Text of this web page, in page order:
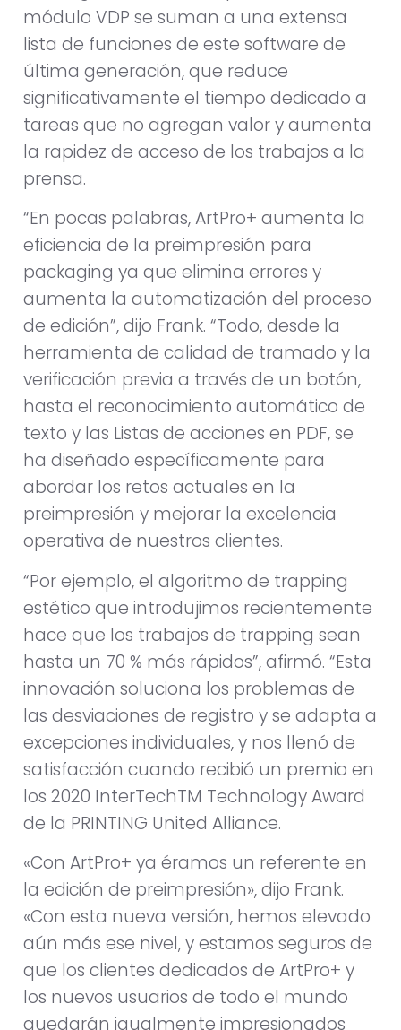
módulo VDP se suman a una extensa
lista de funciones de este software de
última generación, que reduce
significativamente el tiempo dedicado a
tareas que no agregan valor y aumenta
la rapidez de acceso de los trabajos a la
prensa.
“En pocas palabras, ArtPro+ aumenta la
eficiencia de la preimpresión para
packaging ya que elimina errores y
aumenta la automatización del proceso
de edición”, dijo Frank. “Todo, desde la
herramienta de calidad de tramado y la
verificación previa a través de un botón,
hasta el reconocimiento automático de
texto y las Listas de acciones en PDF, se
ha diseñado específicamente para
abordar los retos actuales en la
preimpresión y mejorar la excelencia
operativa de nuestros clientes.
“Por ejemplo, el algoritmo de trapping
estético que introdujimos recientemente
hace que los trabajos de trapping sean
hasta un 70 % más rápidos”, afirmó. “Esta
innovación soluciona los problemas de
las desviaciones de registro y se adapta a
excepciones individuales, y nos llenó de
satisfacción cuando recibió un premio en
los 2020 InterTechTM Technology Award
de la PRINTING United Alliance.
«Con ArtPro+ ya éramos un referente en
la edición de preimpresión», dijo Frank.
«Con esta nueva versión, hemos elevado
aún más ese nivel, y estamos seguros de
que los clientes dedicados de ArtPro+ y
los nuevos usuarios de todo el mundo
quedarán igualmente impresionados